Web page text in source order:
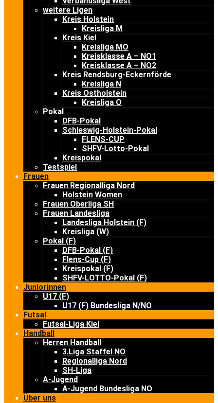
weitere Ligen
Kreis Holstein
Kreisliga M
Kreis Kiel
Kreisliga MO
Kreisklasse A – NO1
Kreisklasse A – NO2
Kreis Rendsburg-Eckernförde
Kreisliga N
Kreis Ostholstein
Kreisliga O
Pokal
DFB-Pokal
Schleswig-Holstein-Pokal
FLENS-CUP
SHFV-Lotto-Pokal
Kreispokal
Testspiel
Frauen
Frauen Regionalliga Nord
Holstein Women
Frauen Oberliga SH
Frauen Landesliga
Landesliga Holstein (F)
Kreisliga (W)
Pokal (F)
DFB-Pokal (F)
Flens-Cup (F)
Kreispokal (F)
SHFV-LOTTO-Pokal (F)
Juniorinnen
U17 (F)
U17 (F) Bundesliga N/NO
Futsal
Futsal-Liga Kiel
Handball
Herren Handball
3.Liga Staffel NO
Regionalliga Nord
SH-Liga
A-Jugend
A-Jugend Bundesliga NO
Über uns